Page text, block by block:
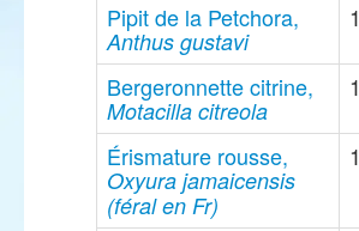
Pipit de la Petchora,
Anthus gustavi
1
Bergeronnette citrine,
Motacilla citreola
1
Érismature rousse,
Oxyura jamaicensis
(féral en Fr)
1